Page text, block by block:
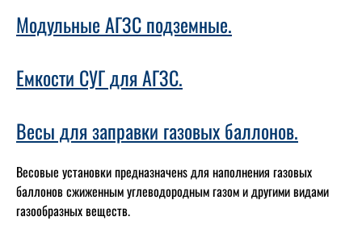
Модульные АГЗС подземные.
Емкости СУГ для АГЗС.
Весы для заправки газовых баллонов.
Весовые установки предназначенs для наполнения газовых
баллонов сжиженным углеводородным газом и другими видами
газообразных веществ.